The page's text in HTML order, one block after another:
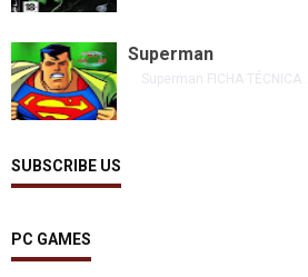
Superman
Superman FICHA TÉCNICA ...
SUBSCRIBE US
PC GAMES